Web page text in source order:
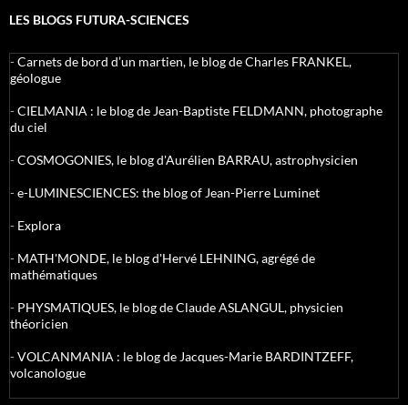
LES BLOGS FUTURA-SCIENCES
-Carnets de bord d’un martien, le blog de Charles FRANKEL,
géologue
-CIELMANIA : le blog de Jean-Baptiste FELDMANN, photographe
du ciel
-COSMOGONIES, le blog d'Aurélien BARRAU, astrophysicien
-e-LUMINESCIENCES: the blog of Jean-Pierre Luminet
- Explora
- MATH'MONDE, le blog d'Hervé LEHNING, agrégé de
mathématiques
- PHYSMATIQUES, le blog de Claude ASLANGUL, physicien
théoricien
-VOLCANMANIA : le blog de Jacques-Marie BARDINTZEFF,
volcanologue